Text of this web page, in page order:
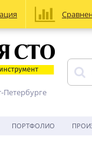
Петербурге
ПОРТФОЛИО